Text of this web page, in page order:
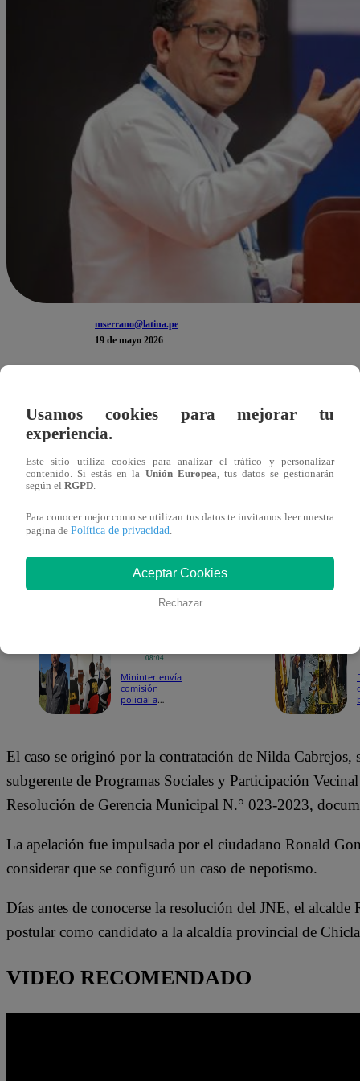
mserrano@latina.pe
19 de mayo 2026
Elber Requejo Sánchez, tras declarar fundada la
causal de nepotismo.
La decisión revierte el acuerdo adoptado en abril
prosperó al no alcanzarse los ocho votos requeridos
considerar que se configuró un claro caso de
JNE cuestionando la permanencia de Requejo Sánchez.
Te puede interesar
08:04
Mininter envía
comisión
policial a
cosmiatra
El caso se originó por la contratación de Nilda
subgerente de Programas Sociales y Participación
Resolución de Gerencia Municipal N.° 023-2023,
La apelación fue impulsada por el ciudadano Ronald
considerar que se configuró un caso de nepotismo.
Días antes de conocerse la resolución del JNE, el
postular como candidato a la alcaldía provincial de
VIDEO RECOMENDADO
Usamos cookies para mejorar tu
experiencia.
Este sitio utiliza cookies para analizar el tráfico y personalizar
contenido. Si estás en la Unión Europea, tus datos se gestionarán
según el RGPD.
Para conocer mejor como se utilizan tus datos te invitamos leer nuestra
pagina de Política de privacidad.
Aceptar Cookies
Rechazar